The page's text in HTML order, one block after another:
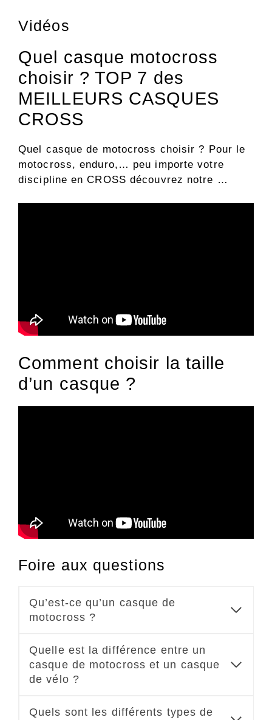
Vidéos
Quel casque motocross
choisir ? TOP 7 des
MEILLEURS CASQUES
CROSS
Quel casque de motocross choisir ? Pour le
motocross, enduro,… peu importe votre
discipline en CROSS découvrez notre …
Comment choisir la taille
d’un casque ?
Foire aux questions
Qu’est-ce qu’un casque de
motocross ?
Quelle est la différence entre un
casque de motocross et un casque
de vélo ?
Quels sont les différents types de